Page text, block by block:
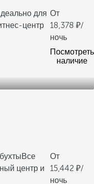
для
центр
От
18,378
/
ночь
Посмотреть
наличие
Все
центр и
От
15,442
/
ночь